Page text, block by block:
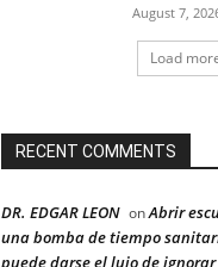
August 7,
Load
RECENT COMMENTS
DR. EDGAR LEON onAbrir
una bomba de tiempo
puede darse el lujo de ignorar